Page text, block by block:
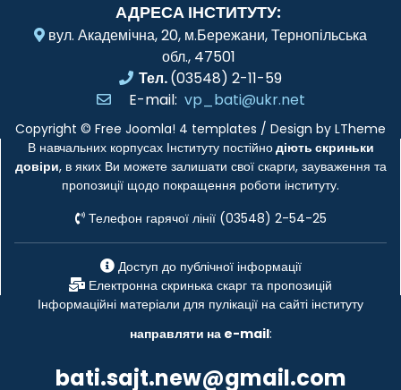
АДРЕСА ІНСТИТУТУ:
вул. Академічна, 20, м.Бережани, Тернопільська
обл., 47501
Тел.(03548) 2-11-59
E-mail: vp_bati@ukr.net
Copyright © Free Joomla! 4 templates / Design by LTheme
В навчальних корпусах Інституту постійнодіють скриньки
довіри, в яких Ви можете залишати свої скарги, зауваження та
пропозиції щодо покращення роботи інституту.
Телефон гарячої лінії (03548) 2-54-25
Доступ до публічної інформації
Електронна скринька скарг та пропозицій
Інформаційні матеріали для пулікації на сайті інституту
направляти на e-mail:
bati.sajt.new@gmail.com